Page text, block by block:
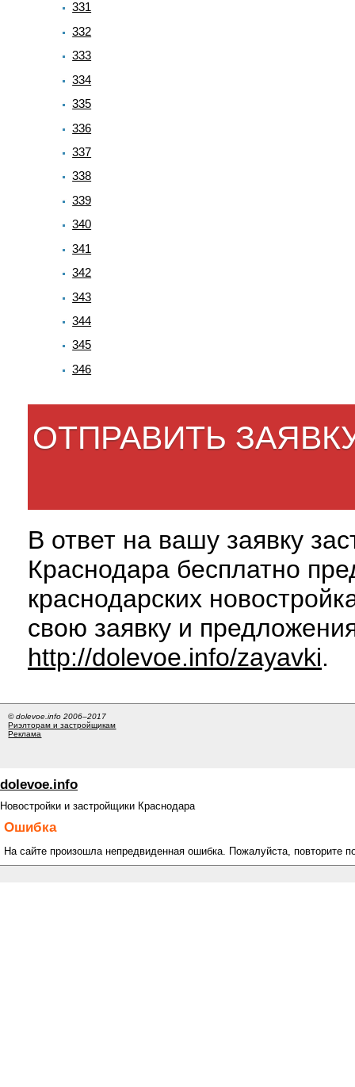
331
332
333
334
335
336
337
338
339
340
341
342
343
344
345
346
ОТПРАВИТЬ
В ответ на вашу заявку
Краснодара бесплатно
краснодарских
свою заявку и
http://dolevoe.info/zayavki.
© dolevoe.info 2006–2017
Риэлторам и застройщикам
Реклама
dolevoe.info
Новостройки и застройщики Краснодара
Ошибка
На сайте произошла непредвиденная ошибка. Пожалуйста, повторите